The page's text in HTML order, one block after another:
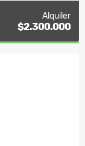
Alquiler
$2.300.000